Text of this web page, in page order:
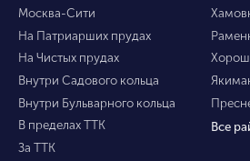
Москва-Сити
На Патриарших прудах
На Чистых прудах
Внутри Садового кольца
Внутри Бульварного кольца
В пределах ТТК
За ТТК
Все